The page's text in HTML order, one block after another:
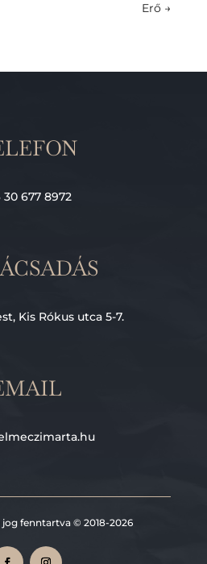
Erő →
30 677 8972
Kis Rókus utca 5-7.
fenntartva © 2018-2026